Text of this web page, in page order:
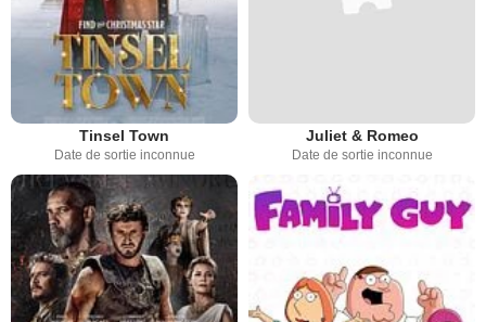
Tinsel Town
Date de sortie inconnue
Juliet & Romeo
Date de sortie inconnue